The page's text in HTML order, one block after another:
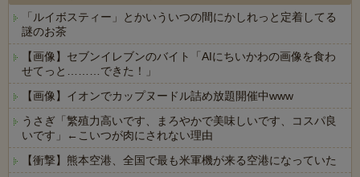
「ルイボスティー」とかいういつの間にかしれっと定着してる
謎のお茶
【画像】セブンイレブンのバイト「AIにちいかわの画像を食わ
せてっと………できた！」
【画像】イオンでカップヌードル詰め放題開催中www
うさぎ「繁殖力高いです、まろやかで美味しいです、コスパ良
いです」←こいつが肉にされない理由
【衝撃】熊本空港、全国で最も米軍機が来る空港になっていた